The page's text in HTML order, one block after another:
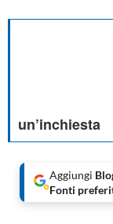
un’inchiesta
Aggiungi
Fonti